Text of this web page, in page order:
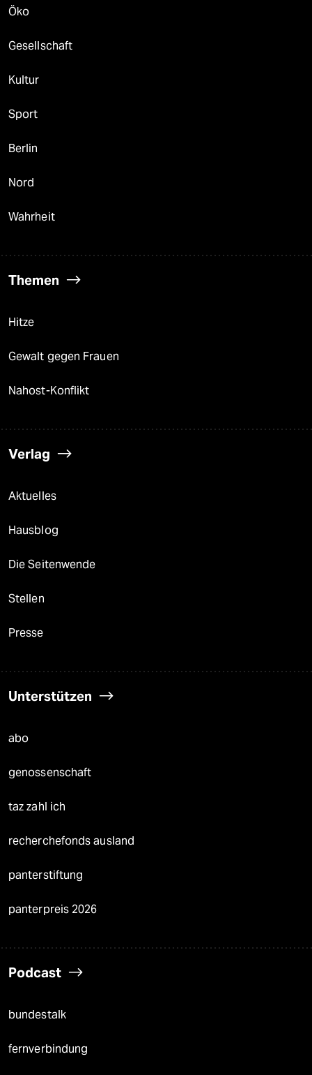
Öko
Gesellschaft
Kultur
Sport
Berlin
Nord
Wahrheit
Themen
Hitze
Gewalt gegen Frauen
Nahost-Konflikt
Verlag
Aktuelles
Hausblog
Die Seitenwende
Stellen
Presse
Unterstützen
abo
genossenschaft
taz zahl ich
recherchefonds ausland
panterstiftung
panterpreis 2026
Podcast
bundestalk
fernverbindung